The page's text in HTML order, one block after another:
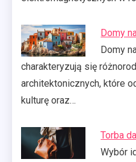
Domy
Domy
charakteryzują się
architektonicznych, które
kulturę oraz…
Torba
Wybór